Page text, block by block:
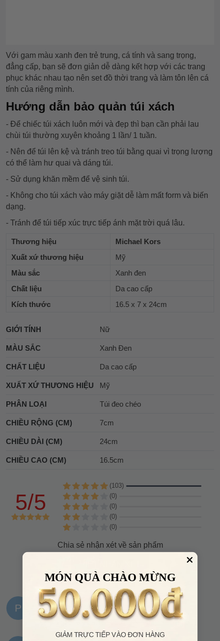
Với gam màu xanh đen trẻ trung, cá tính và sang trọng,
đẳng cấp, bạn sẽ đơn giản dễ dàng kết hợp với các trang
phục khác nhau tạo nên set đồ thời trang và làm tôn lên cá
tính của riêng mình.
Hướng dẫn bảo quản túi xách
- Để chiếc túi xách luôn mới và đẹp thì bạn cần phải lau
chùi túi thường xuyên khoảng 1 lần/ 1 tuần.
- Nên để túi lên kệ và tránh treo túi bằng quai vì trọng lượng
có thể làm hư quai và dáng túi.
- Sử dụng khăn mềm để vệ sinh túi.
- Không cho túi xách vào máy giặt dễ làm mất form và biến
dạng.
- Tránh để túi tiếp xúc trực tiếp ánh mặt trời quá lâu.
Thương hiệu
Michael Kors
Xuất xứ thương hiệu
Mỹ
Màu sắc
Xanh đen
Chất liệu
Da cao cấp
Kích thước
16.5 x 7 x 24cm
GIỚI TÍNH Nữ
MÀU SẮC Xanh Đen
CHẤT LIỆU Da cao cấp
XUẤT XỨ THƯƠNG HIỆU Mỹ
PHÂN LOẠI Túi đeo chéo
CHIỀU RỘNG (CM) 7cm
CHIỀU DÀI (CM) 24cm
CHIỀU CAO (CM) 16.5cm
5/5
(103)
(0)
(0)
(0)
(0)
Chia sẻ nhận xét về sản phẩm
P Phan đức 12:21, 29/02/2024
Xịn xò gì đâu ý….. lần đầu mua hàng mà ưng quá
MÓN QUÀ CHÀO MỪNG
GIẢM TRỰC TIẾP VÀO ĐƠN HÀNG